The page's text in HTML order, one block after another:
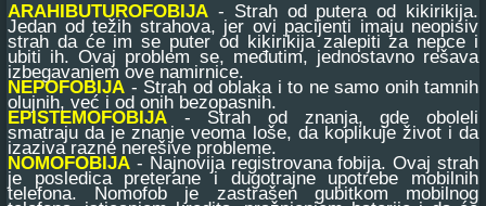
ARAHIBUTUROFOBIJA - Strah od putera od kikirikija.
Jedan od težih strahova, jer ovi pacijenti imaju neopisiv
strah da će im se puter od kikirikija zalepiti za nepce i
ubiti ih. Ovaj problem se, međutim, jednostavno rešava
izbegavanjem ove namirnice.
NEPOFOBIJA - Strah od oblaka i to ne samo onih tamnih
olujnih, već i od onih bezopasnih.
EPISTEMOFOBIJA - Strah od znanja, gde oboleli
smatraju da je znanje veoma loše, da koplikuje život i da
izaziva razne nerešive probleme.
NOMOFOBIJA - Najnovija registrovana fobija. Ovaj strah
je posledica preterane i dugotrajne upotrebe mobilnih
telefona. Nomofob je zastrašen gubitkom mobilnog